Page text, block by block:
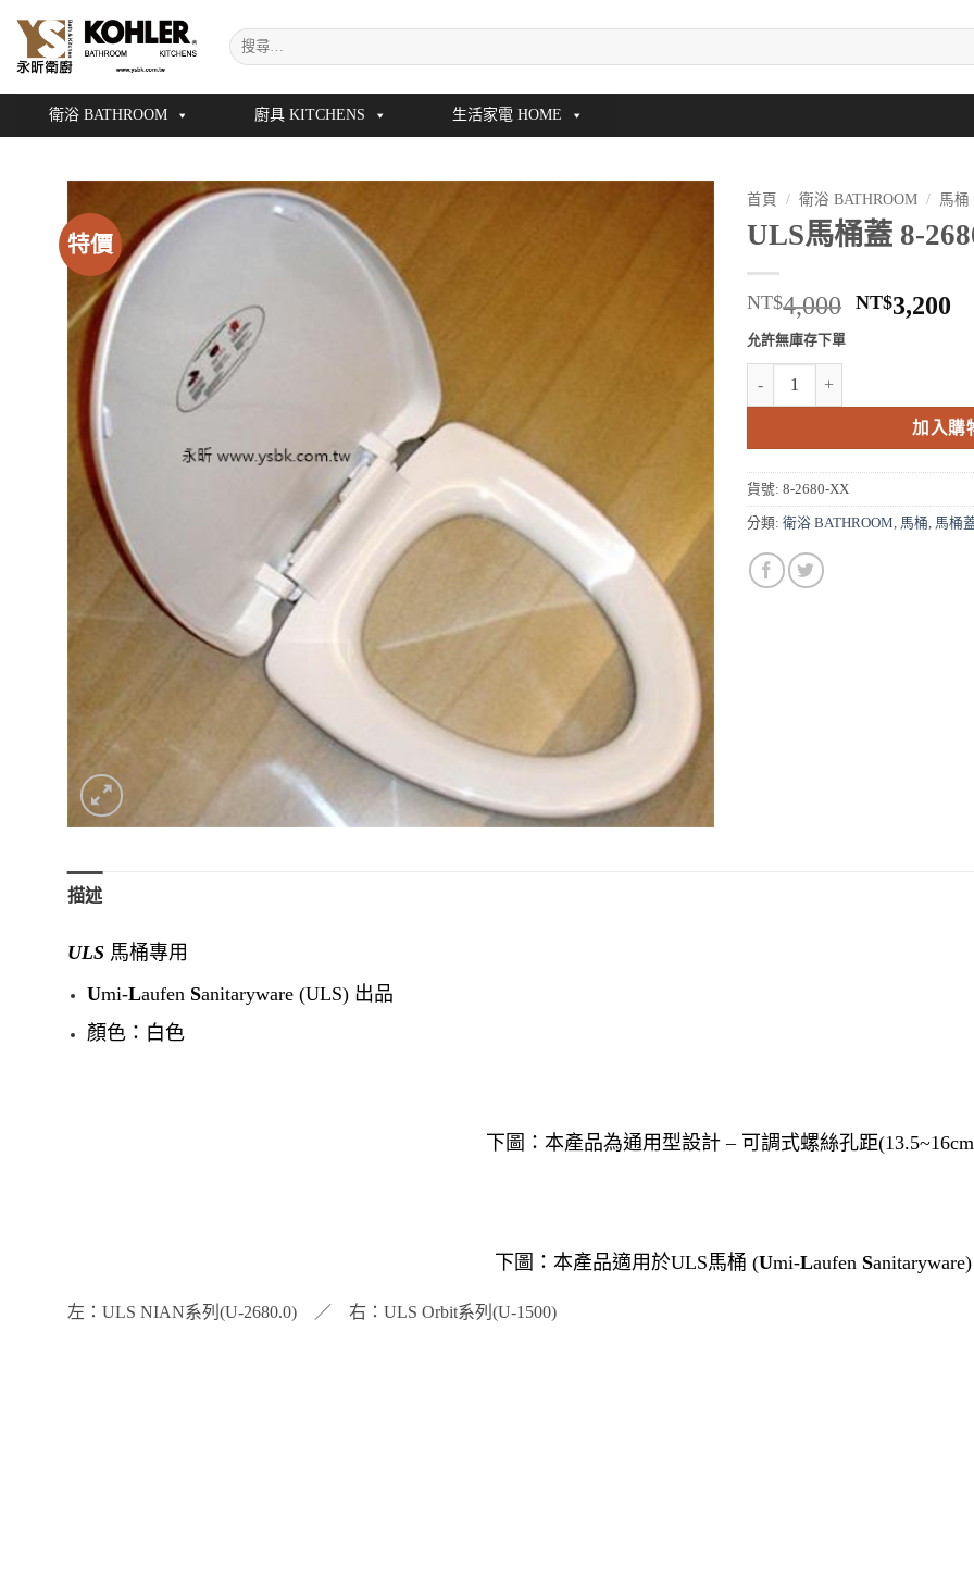
content
搜
尋
衛浴 BATHROOM 廚具 KITCHENS 生活家電 HOME
特價
首頁 / 衛浴 BATHROOM / 馬桶
ULS馬桶蓋 8-
NT$4,000 原
NT$4,000
NT$3,200
允許無庫存下單
加入購
貨號: 8-2680-XX
分類: 衛浴 BATHROOM 馬桶 馬桶
描述
ULS 馬桶專用
Umi-Laufen Sanitaryware (ULS) 出品
顏色：白色
下圖：本產品為通用型設計 – 可調式螺絲孔距
下圖：本產品適用於ULS馬桶 (Umi-Laufen Sanitaryware)
左：ULS NIAN系列(U-2680.0) ／ 右：ULS Orbit系列(U-1500)